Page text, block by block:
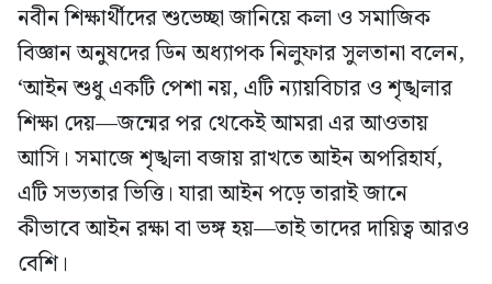
নবীন শিক্ষার্থীদের শুভেচ্ছা জানিয়ে কলা ও সমাজিক
বিজ্ঞান অনুষদের ডিন অধ্যাপক নিলুফার সুলতানা বলেন,
‘আইন শুধু একটি পেশা নয়, এটি ন্যায়বিচার ও শৃঙ্খলার
শিক্ষা দেয়—জন্মের পর থেকেই আমরা এর আওতায়
আসি। সমাজে শৃঙ্খলা বজায় রাখতে আইন অপরিহার্য,
এটি সভ্যতার ভিত্তি। যারা আইন পড়ে তারাই জানে
কীভাবে আইন রক্ষা বা ভঙ্গ হয়—তাই তাদের দায়িত্ব আরও
বেশি।